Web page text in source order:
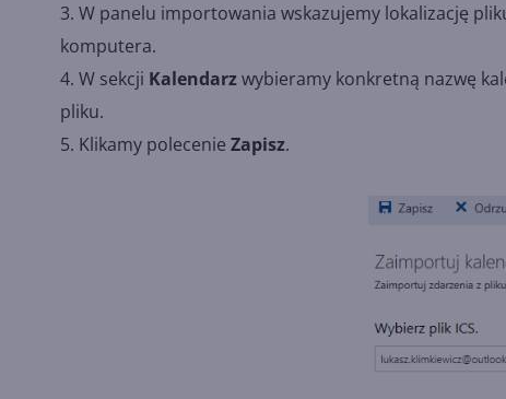
W panelu importowania wskazujemy lokalizację
komputera.
W sekcji Kalendarzwybieramy konkretną nazwę
pliku.
Klikamy polecenie Zapisz.